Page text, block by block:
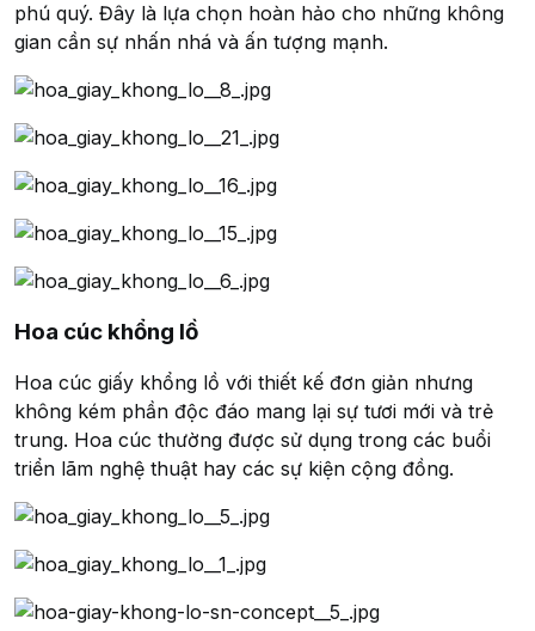
phú quý. Đây là lựa chọn hoàn hảo cho những không
gian cần sự nhấn nhá và ấn tượng mạnh.
Hoa cúc khổng lồ
Hoa cúc giấy khổng lồ với thiết kế đơn giản nhưng
không kém phần độc đáo mang lại sự tươi mới và trẻ
trung. Hoa cúc thường được sử dụng trong các buổi
triển lãm nghệ thuật hay các sự kiện cộng đồng.